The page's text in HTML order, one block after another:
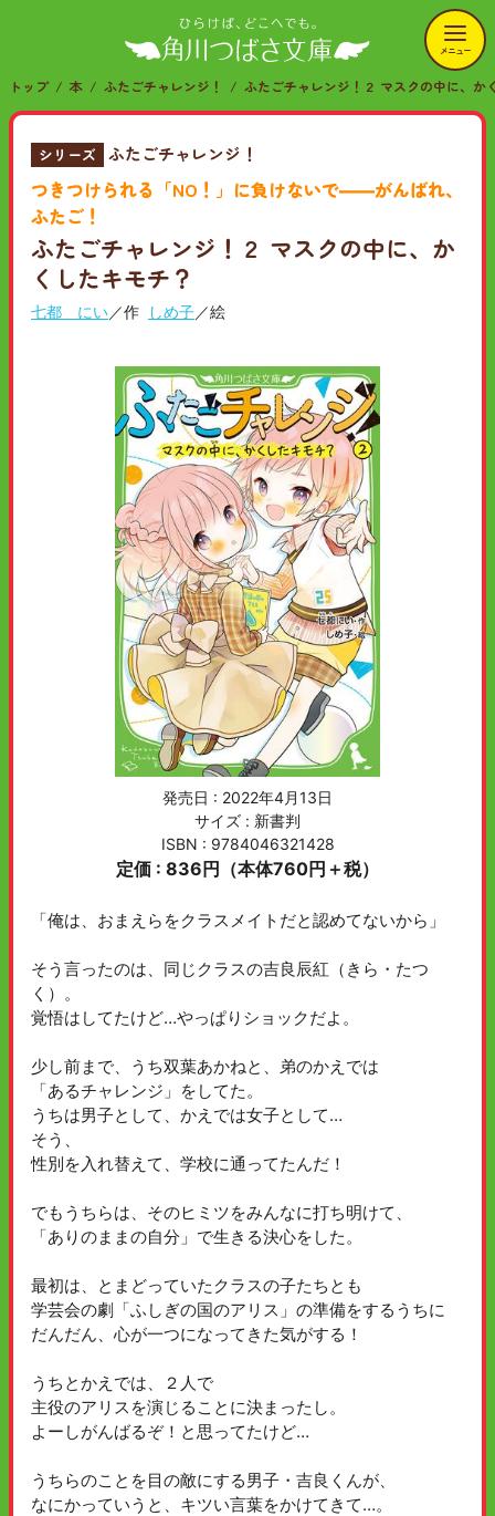
メニュー
トップ 本 ふたごチャレンジ！ ふたごチャレンジ！２ マスクの中に、か
シリーズ ふたごチャレンジ！
つきつけられる「NO！」に負けないで――がんばれ、
ふたご！
ふたごチャレンジ！２ マスクの中に、か
くしたキモチ？
七都 にい／作 しめ子／絵
発売日 : 2022年4月13日
サイズ : 新書判
ISBN : 9784046321428
定価 : 836円（本体760円＋税）
「俺は、おまえらをクラスメイトだと認めてないから」
そう言ったのは、同じクラスの吉良辰紅（きら・たつ
く）。
覚悟はしてたけど…やっぱりショックだよ。
少し前まで、うち双葉あかねと、弟のかえでは
「あるチャレンジ」をしてた。
うちは男子として、かえでは女子として…
そう、
性別を入れ替えて、学校に通ってたんだ！
でもうちらは、そのヒミツをみんなに打ち明けて、
「ありのままの自分」で生きる決心をした。
最初は、とまどっていたクラスの子たちとも
学芸会の劇「ふしぎの国のアリス」の準備をするうちに
だんだん、心が一つになってきた気がする！
うちとかえでは、２人で
主役のアリスを演じることに決まったし。
よーしがんばるぞ！と思ってたけど…
うちらのことを目の敵にする男子・吉良くんが、
なにかっていうと、キツい言葉をかけてきて…。